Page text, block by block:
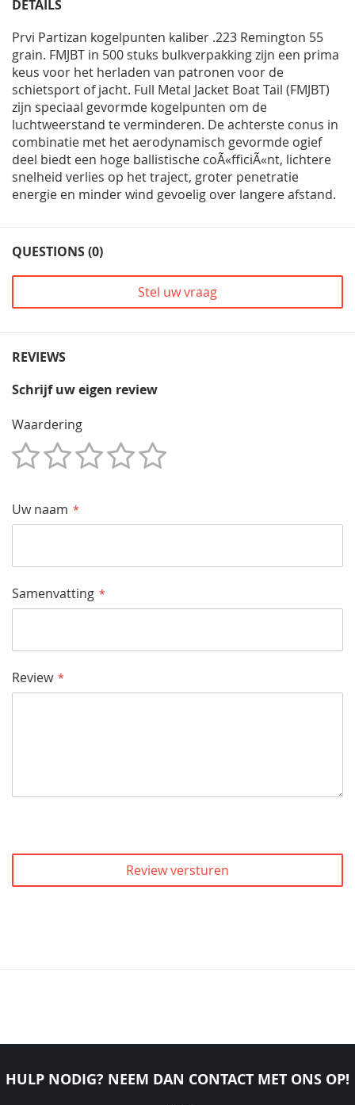
DETAILS
Prvi Partizan kogelpunten kaliber .223 Remington 55
grain. FMJBT in 500 stuks bulkverpakking zijn een prima
keus voor het herladen van patronen voor de
schietsport of jacht. Full Metal Jacket Boat Tail (FMJBT)
zijn speciaal gevormde kogelpunten om de
luchtweerstand te verminderen. De achterste conus in
combinatie met het aerodynamisch gevormde ogief
deel biedt een hoge ballistische coÃ«fficiÃ«nt, lichtere
snelheid verlies op het traject, groter penetratie
energie en minder wind gevoelig over langere afstand.
QUESTIONS (0)
Stel uw vraag
REVIEWS
Schrijf uw eigen review
Waardering
Uw naam
Samenvatting
Review
Review versturen
HULP NODIG? NEEM DAN CONTACT MET ONS OP!